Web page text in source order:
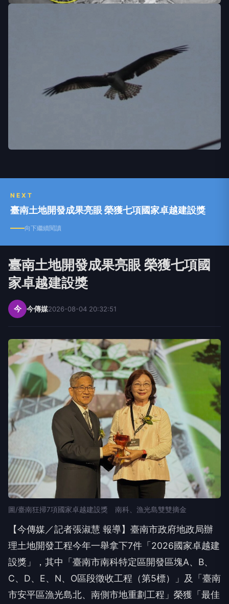
NEXT
臺南土地開發成果亮眼 榮獲七項國家卓越建設獎
向下繼續閱讀
臺南土地開發成果亮眼 榮獲七項國
家卓越建設獎
今 今傳媒2026-08-04 20:32:51
圖/臺南狂掃7項國家卓越建設獎 南科、漁光島雙雙摘金
【今傳媒／記者張淑慧 報導】臺南市政府地政局辦
理土地開發工程今年一舉拿下7件「2026國家卓越建
設獎」，其中「臺南市南科特定區開發區塊A、B、
C、D、E、N、O區段徵收工程（第5標）」及「臺南
市安平區漁光島北、南側市地重劃工程」榮獲「最佳